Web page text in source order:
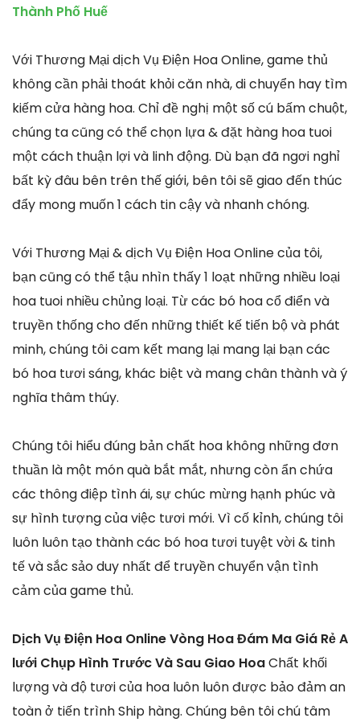
Thành Phố Huế
Với Thương Mại dịch Vụ Điện Hoa Online, game thủ
không cần phải thoát khỏi căn nhà, di chuyển hay tìm
kiếm cửa hàng hoa. Chỉ đề nghị một số cú bấm chuột,
chúng ta cũng có thể chọn lựa & đặt hàng hoa tuoi
một cách thuận lợi và linh động. Dù bạn đã ngơi nghỉ
bất kỳ đâu bên trên thế giới, bên tôi sẽ giao đến thúc
đẩy mong muốn 1 cách tin cậy và nhanh chóng.
Với Thương Mại & dịch Vụ Điện Hoa Online của tôi,
bạn cũng có thể tậu nhìn thấy 1 loạt những nhiều loại
hoa tuoi nhiều chủng loại. Từ các bó hoa cổ điển và
truyền thống cho đến những thiết kế tiến bộ và phát
minh, chúng tôi cam kết mang lại mang lại bạn các
bó hoa tươi sáng, khác biệt và mang chân thành và ý
nghĩa thâm thúy.
Chúng tôi hiểu đúng bản chất hoa không những đơn
thuần là một món quà bắt mắt, nhưng còn ẩn chứa
các thông điệp tình ái, sự chúc mừng hạnh phúc và
sự hình tượng của việc tươi mới. Vì cố kỉnh, chúng tôi
luôn luôn tạo thành các bó hoa tươi tuyệt vời & tinh
tế và sắc sảo duy nhất để truyền chuyển vận tình
cảm của game thủ.
Dịch Vụ Điện Hoa Online Vòng Hoa Đám Ma Giá Rẻ A
lưới Chụp Hình Trước Và Sau Giao HoaChất khối
lượng và độ tươi của hoa luôn luôn được bảo đảm an
toàn ở tiến trình Ship hàng. Chúng bên tôi chú tâm